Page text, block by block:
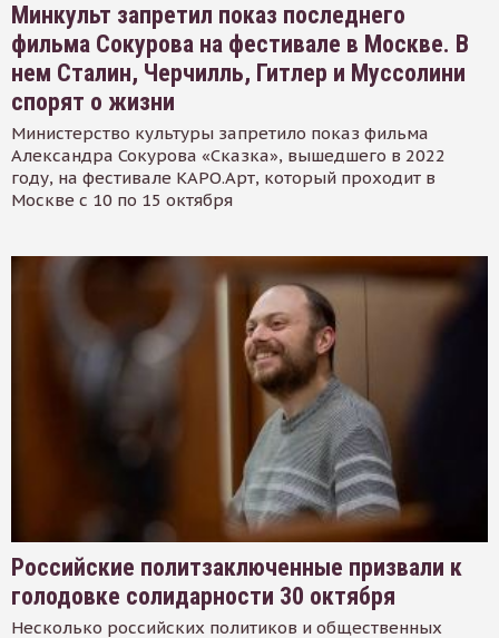
Минкульт запретил показ последнего
фильма Сокурова на фестивале в Москве. В
нем Сталин, Черчилль, Гитлер и Муссолини
спорят о жизни
Министерство культуры запретило показ фильма
Александра Сокурова «Сказка», вышедшего в 2022
году, на фестивале КАРО.Арт, который проходит в
Москве с 10 по 15 октября
Российские политзаключенные призвали к
голодовке солидарности 30 октября
Несколько российских политиков и общественных